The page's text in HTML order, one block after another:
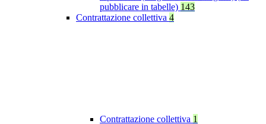
pubblicare in tabelle) 143
Contrattazione collettiva 4
Contrattazione collettiva 1